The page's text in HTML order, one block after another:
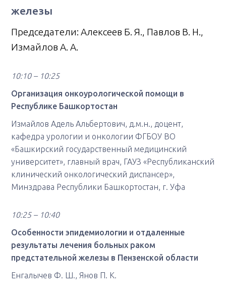
железы
Председатели: Алексеев Б. Я., Павлов В. Н.,
Измайлов А. А.
10:10 – 10:25
Организация онкоурологической помощи в
Республике Башкортостан
Измайлов Адель Альбертович, д.м.н., доцент,
кафедра урологии и онкологии ФГБОУ ВО
«Башкирский государственный медицинский
университет», главный врач, ГАУЗ «Республиканский
клинический онкологический диспансер»,
Минздрава Республики Башкортостан, г. Уфа
10:25 – 10:40
Особенности эпидемиологии и отдаленные
результаты лечения больных раком
предстательной железы в Пензенской области
Енгалычев Ф. Ш., Янов П. К.